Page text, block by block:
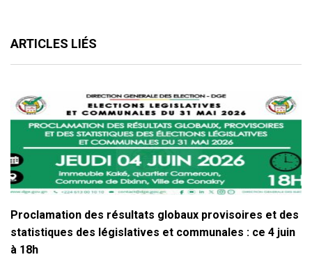
ARTICLES LIÉS
Proclamation des résultats globaux provisoires et des
statistiques des législatives et communales : ce 4 juin
à 18h